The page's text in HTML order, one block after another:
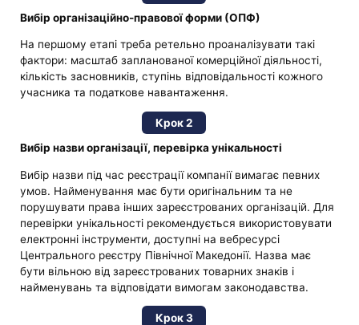
Вибір організаційно-правової форми (ОПФ)
На першому етапі треба ретельно проаналізувати такі
фактори: масштаб запланованої комерційної діяльності,
кількість засновників, ступінь відповідальності кожного
учасника та податкове навантаження.
Крок 2
Вибір назви організації, перевірка унікальності
Вибір назви під час реєстрації компанії вимагає певних
умов. Найменування має бути оригінальним та не
порушувати права інших зареєстрованих організацій. Для
перевірки унікальності рекомендується використовувати
електронні інструменти, доступні на вебресурсі
Центрального реєстру Північної Македонії. Назва має
бути вільною від зареєстрованих товарних знаків і
найменувань та відповідати вимогам законодавства.
Крок 3